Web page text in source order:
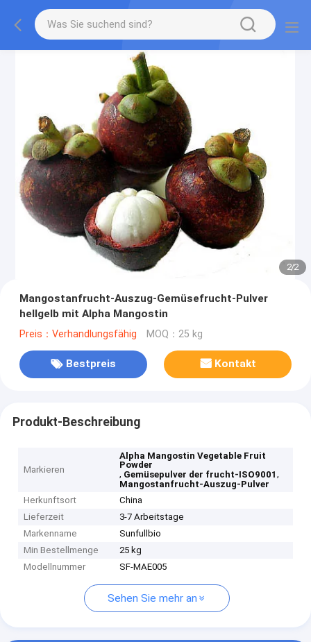
2/2
Mangostanfrucht-Auszug-Gemüsefrucht-Pulver
hellgelb mit Alpha Mangostin
Preis：Verhandlungsfähig MOQ：25 kg
Bestpreis Kontakt
Produkt-Beschreibung
Markieren
Alpha Mangostin Vegetable Fruit
Powder
, Gemüsepulver der frucht-ISO9001,
Mangostanfrucht-Auszug-Pulver
Herkunftsort
China
Lieferzeit
3-7 Arbeitstage
Markenname
Sunfullbio
Min Bestellmenge
25 kg
Modellnummer
SF-MAE005
Sehen Sie mehr an